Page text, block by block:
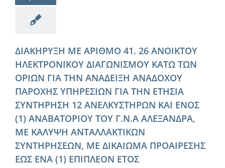
ΔΙΑΚΗΡΥΞΗ ΜΕ ΑΡΙΘΜΟ 41. 26 ΑΝΟΙΚΤΟΥ
ΗΛΕΚΤΡΟΝΙΚΟΥ ΔΙΑΓΩΝΙΣΜΟΥ ΚΑΤΩ ΤΩΝ
ΟΡΙΩΝ ΓΙΑ ΤΗΝ ΑΝΑΔΕΙΞΗ ΑΝΑΔΟΧΟΥ
ΠΑΡΟΧΗΣ ΥΠΗΡΕΣΙΩΝ ΓΙΑ ΤΗΝ ΕΤΗΣΙΑ
ΣΥΝΤΗΡΗΣΗ 12 ΑΝΕΛΚΥΣΤΗΡΩΝ ΚΑΙ ΕΝΟΣ
(1) ΑΝΑΒΑΤΟΡΙΟΥ ΤΟΥ Γ.Ν.Α ΑΛΕΞΑΝΔΡΑ,
ΜΕ ΚΑΛΥΨΗ ΑΝΤΑΛΛΑΚΤΙΚΩΝ
ΣΥΝΤΗΡΗΣΕΩΝ, ΜΕ ΔΙΚΑΙΩΜΑ ΠΡΟΑΙΡΕΣΗΣ
ΕΩΣ ΕΝΑ (1) ΕΠΙΠΛΕΟΝ ΕΤΟΣ